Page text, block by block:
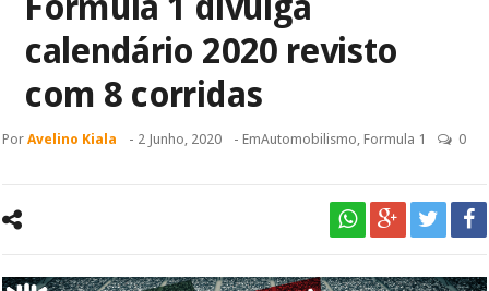
calendário 2020 revisto
com 8 corridas
PorAvelino Kiala - 2 Junho, 2020 - EmAutomobilismo,Formula 1 0